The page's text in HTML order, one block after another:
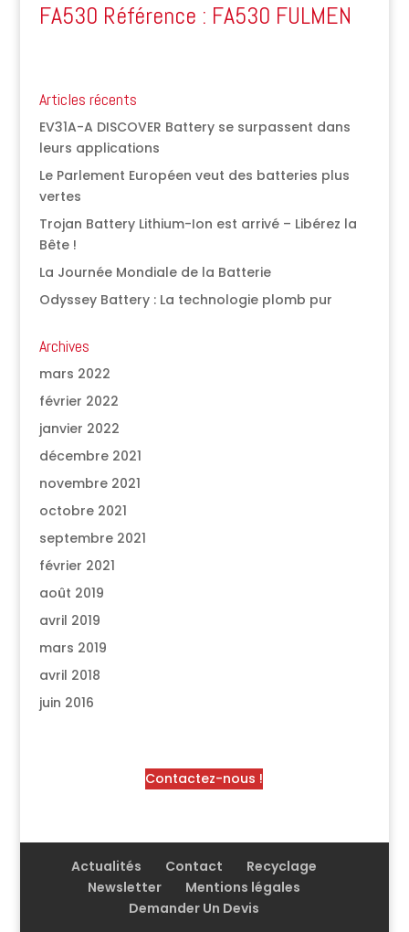
FA530 Référence : FA530 FULMEN
Articles récents
EV31A-A DISCOVER Battery se surpassent dans
leurs applications
Le Parlement Européen veut des batteries plus
vertes
Trojan Battery Lithium-Ion est arrivé – Libérez la
Bête !
La Journée Mondiale de la Batterie
Odyssey Battery : La technologie plomb pur
Archives
mars 2022
février 2022
janvier 2022
décembre 2021
novembre 2021
octobre 2021
septembre 2021
février 2021
août 2019
avril 2019
mars 2019
avril 2018
juin 2016
Contactez-nous !
Actualités Contact
Recyclage
Newsletter
Mentions légales
Demander Un Devis